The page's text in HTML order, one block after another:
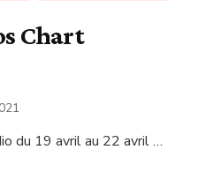
Chart
du 19 avril au 22 avril …